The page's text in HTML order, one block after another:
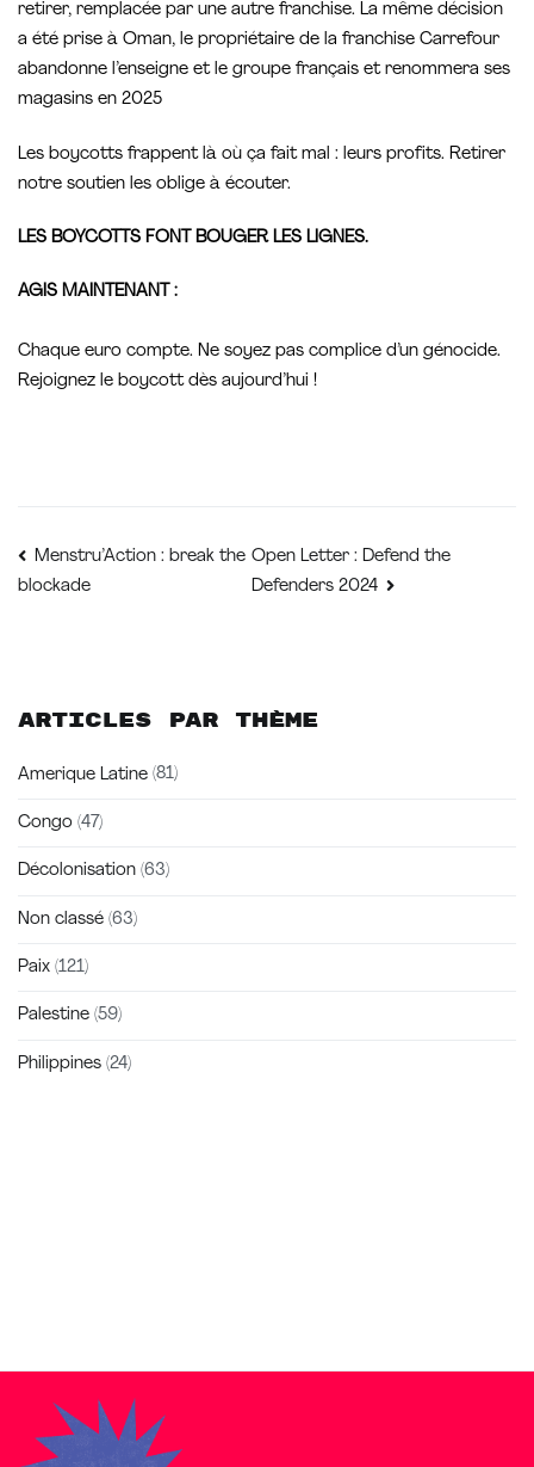
retirer, remplacée par une autre franchise. La même décision
a été prise à Oman, le propriétaire de la franchise Carrefour
abandonne l’enseigne et le groupe français et renommera ses
magasins en 2025
Les boycotts frappent là où ça fait mal : leurs profits. Retirer
notre soutien les oblige à écouter.
LES BOYCOTTS FONT BOUGER LES LIGNES.
AGIS MAINTENANT :
Chaque euro compte. Ne soyez pas complice d’un génocide.
Rejoignez le boycott dès aujourd’hui !
Navigation
Menstru’Action : break the
blockade
Open Letter : Defend the
Defenders 2024
Articles par thème
Amerique Latine (81)
Congo (47)
Décolonisation (63)
Non classé (63)
Paix (121)
Palestine (59)
Philippines (24)